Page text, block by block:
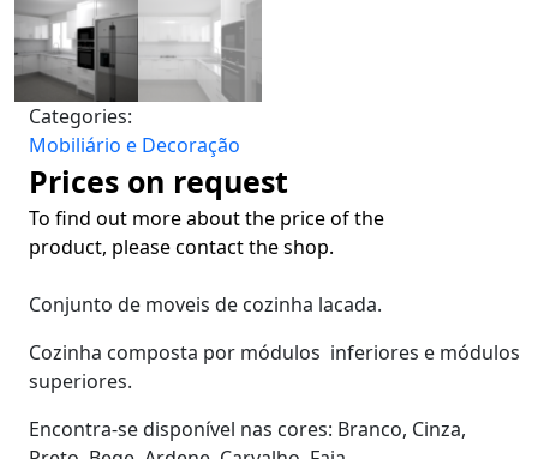
Categories:
Mobiliário e Decoração
Prices on request
To find out more about the price of the
product, please contact the shop.
Conjunto de moveis de cozinha lacada.
Cozinha composta por módulos inferiores e módulos
superiores.
Encontra-se disponível nas cores: Branco, Cinza,